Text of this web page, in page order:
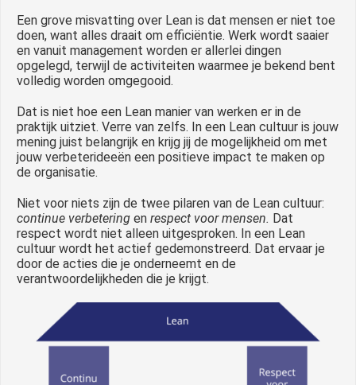
Een grove misvatting over Lean is dat mensen er niet toe
doen, want alles draait om efficiëntie. Werk wordt saaier
en vanuit management worden er allerlei dingen
opgelegd, terwijl de activiteiten waarmee je bekend bent
volledig worden omgegooid.
Dat is niet hoe een Lean manier van werken er in de
praktijk uitziet. Verre van zelfs. In een Lean cultuur is jouw
mening juist belangrijk en krijg jij de mogelijkheid om met
jouw verbeterideeën een positieve impact te maken op
de organisatie.
Niet voor niets zijn de twee pilaren van de Lean cultuur:
continue verbetering en respect voor mensen. Dat
respect wordt niet alleen uitgesproken. In een Lean
cultuur wordt het actief gedemonstreerd. Dat ervaar je
door de acties die je onderneemt en de
verantwoordelijkheden die je krijgt.